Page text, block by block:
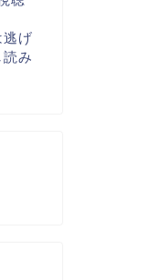
げ
み